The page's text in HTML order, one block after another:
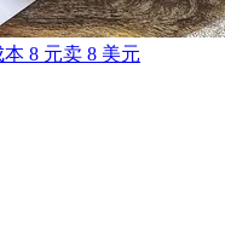
8 元卖 8 美元